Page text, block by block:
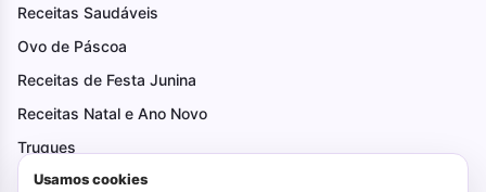
Receitas Saudáveis
Ovo de Páscoa
Receitas de Festa Junina
Receitas Natal e Ano Novo
Truques
Usamos cookies